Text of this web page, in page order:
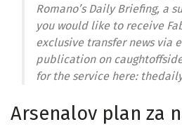
Romano’s Daily Briefing, a
you would like to receive
exclusive transfer news via
publication on
for the service here:
Arsenalov plan za